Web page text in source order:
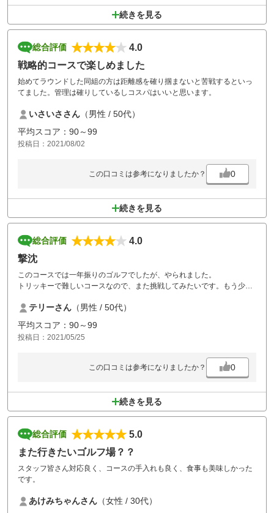
続きを見る
総合評価
4.0
戦略的コースで楽しめました
始めてラウンドした同組の方は距離感を確り掴まないと苦戦するといっ
てました。管理は確りしているしコスパはいいと思います。
いさいささん （男性 / 50代）
平均スコア：90～99
投稿日：2021/08/02
この口コミは参考になりましたか？ 0
続きを見る
総合評価
4.0
撃沈
このコースでは一年振りのゴルフでしたが、やられました。
トリッキーで難しいコースなので、また挑戦してみたいです。もう少し
テリーさん （男性 / 50代）
平均スコア：90～99
投稿日：2021/05/25
この口コミは参考になりましたか？ 0
続きを見る
総合評価
5.0
また行きたいゴルフ場？？
スタッフ皆さん対応良く、コースの手入れも良く、食事も美味しかった
です。
あけみちゃんさん （女性 / 30代）